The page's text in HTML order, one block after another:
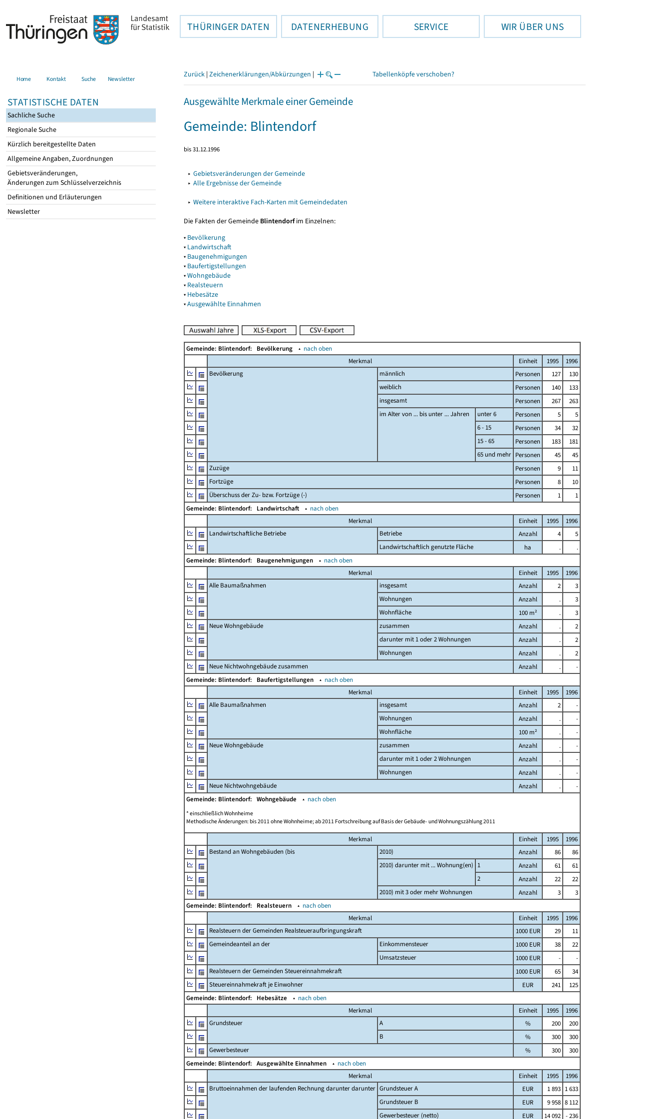
THÜRINGER DATEN DATENERHEBUNG SERVICE WIR ÜBER UNS
Home Kontakt Suche Newsletter
STATISTISCHE DATEN
Sachliche Suche
Regionale Suche
Kürzlich bereitgestellte Daten
Allgemeine Angaben, Zuordnungen
Gebietsveränderungen,
Änderungen zum Schlüsselverzeichnis
Definitionen und Erläuterungen
Newsletter
Zurück | Zeichenerklärungen/Abkürzungen | Tabellenköpfe verschoben?
Ausgewählte Merkmale einer Gemeinde
Gemeinde: Blintendorf
bis 31.12.1996
▸ Gebietsveränderungen der Gemeinde
▸ Alle Ergebnisse der Gemeinde
▸ Weitere interaktive Fach-Karten mit Gemeindedaten
Die Fakten der Gemeinde Blintendorfim Einzelnen:
▾ Bevölkerung
▾ Landwirtschaft
▾ Baugenehmigungen
▾ Baufertigstellungen
▾Wohngebäude
▾ Realsteuern
▾ Hebesätze
▾Ausgewählte Einnahmen
Gemeinde: Blintendorf: Bevölkerung ▴ nach oben
Merkmal
Einheit 1995
1996
Bevölkerung
männlich Personen 127
130
weiblich
Personen 140
133
insgesamt
Personen 267
263
im Alter von ... bis unter ... Jahren
unter 6 Personen 5
5
6 - 15
Personen 34
32
15 - 65
Personen 183
181
65 und mehr Personen 45
45
Zuzüge
Personen 9
11
Fortzüge
Personen 8
10
Überschuss der Zu- bzw. Fortzüge (-)
Personen 1
1
Gemeinde: Blintendorf: Landwirtschaft ▴ nach oben
Merkmal
Einheit 1995
1996
Landwirtschaftliche Betriebe
Betriebe Anzahl 4
5
Landwirtschaftlich genutzte Fläche
ha .
.
Gemeinde: Blintendorf: Baugenehmigungen ▴ nach oben
Merkmal
Einheit 1995
1996
Alle Baumaßnahmen
insgesamt Anzahl 2
3
Wohnungen
Anzahl .
3
Wohnfläche
100 m² .
3
Neue Wohngebäude
zusammen Anzahl .
2
darunter mit 1 oder 2 Wohnungen
Anzahl .
2
Wohnungen
Anzahl .
2
Neue Nichtwohngebäude zusammen
Anzahl .
-
Gemeinde: Blintendorf: Baufertigstellungen ▴ nach oben
Merkmal
Einheit 1995
1996
Alle Baumaßnahmen
insgesamt Anzahl 2
-
Wohnungen
Anzahl .
-
Wohnfläche
100 m² .
-
Neue Wohngebäude
zusammen Anzahl .
-
darunter mit 1 oder 2 Wohnungen
Anzahl .
-
Wohnungen
Anzahl .
-
Neue Nichtwohngebäude
Anzahl .
-
Gemeinde: Blintendorf: Wohngebäude ▴ nach oben
* einschließlich Wohnheime
Methodische Änderungen: bis 2011 ohne Wohnheime; ab 2011 Fortschreibung auf Basis der Gebäude- und Wohnungszählung 2011
Merkmal Einheit 1995
1996
Bestand an Wohngebäuden (bis
2010) Anzahl 86
86
2010) darunter mit ... Wohnung(en) 1 Anzahl 61
61
2
Anzahl 22
22
2010) mit 3 oder mehr Wohnungen
Anzahl 3
3
Gemeinde: Blintendorf: Realsteuern ▴ nach oben
Merkmal
Einheit 1995
1996
Realsteuern der Gemeinden Realsteueraufbringungskraft
1000 EUR 29
11
Gemeindeanteil an der
Einkommensteuer 1000 EUR 38
22
Umsatzsteuer
1000 EUR -
-
Realsteuern der Gemeinden Steuereinnahmekraft
1000 EUR 65
34
Steuereinnahmekraft je Einwohner
EUR 241
125
Gemeinde: Blintendorf: Hebesätze ▴ nach oben
Merkmal
Einheit 1995
1996
Grundsteuer
A % 200
200
B
% 300
300
Gewerbesteuer
% 300
300
Gemeinde: Blintendorf: Ausgewählte Einnahmen ▴ nach oben
Merkmal
Einheit 1995
1996
Bruttoeinnahmen der laufenden Rechnung darunter darunter Grundsteuer A EUR 1 893 1 633
Grundsteuer B
EUR 9 958 8 112
Gewerbesteuer (netto)
EUR 14 092 - 236